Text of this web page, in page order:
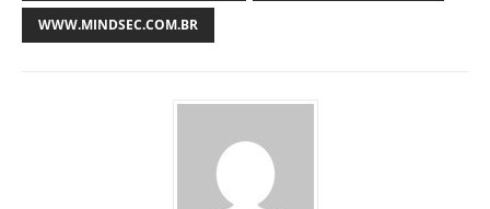
WWW.MINDSEC.COM.BR